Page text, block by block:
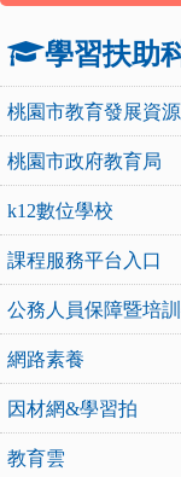
學習扶助
桃園市教育發展資
桃園市政府教育局
k12數位學校
課程服務平台入口
公務人員保障暨培
網路素養
因材網&學習拍
教育雲